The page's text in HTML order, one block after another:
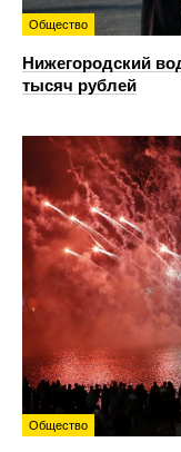
Общество
Нижегородский
тысяч рублей
Общество